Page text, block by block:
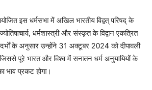
इस धर्मसभा में अखिल भारतीय विद्वत् परिषद् के
धर्मशास्त्री और संस्कृत के विद्वान एकत्रित
के अनुसार उन्होंने 31 अक्टूबर 2024 को दीपावली
पूरे भारत और विश्व में सनातन धर्म अनुयायियों के
भाव प्रकट होगा।